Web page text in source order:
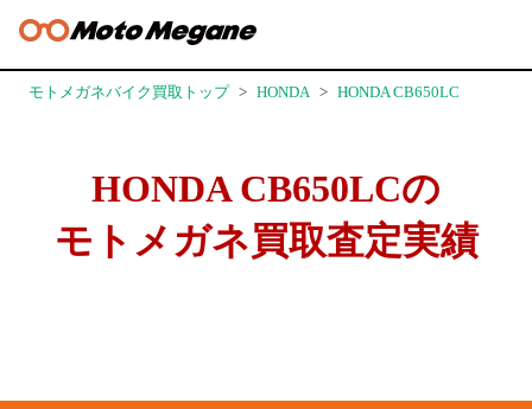
モトメガネバイク買取トップ HONDA HONDA CB650LC
HONDA CB650LCの
モトメガネ買取査定実績